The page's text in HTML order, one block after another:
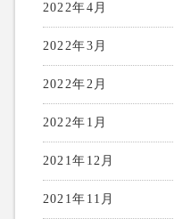
2022年4月
2022年3月
2022年2月
2022年1月
2021年12月
2021年11月